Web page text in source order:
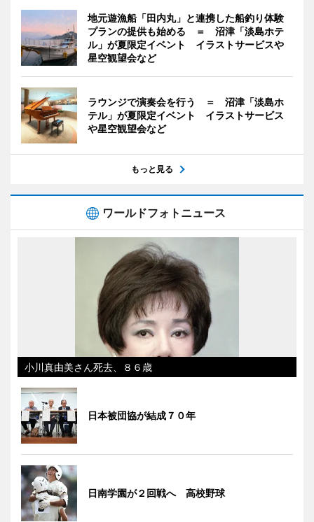
地元遊漁船「田内丸」と連携した船釣り体験
プランの提供も始める ＝ 沼津「淡島ホテ
ル」が夏限定イベント イラストサービスや
星空観望会など
ラウンジで演奏会を行う ＝ 沼津「淡島ホ
テル」が夏限定イベント イラストサービス
や星空観望会など
もっと見る
ワールドフォトニュース
小川真由美さん死去、８６歳
日本被団協が結成７０年
日南学園が２回戦へ 高校野球